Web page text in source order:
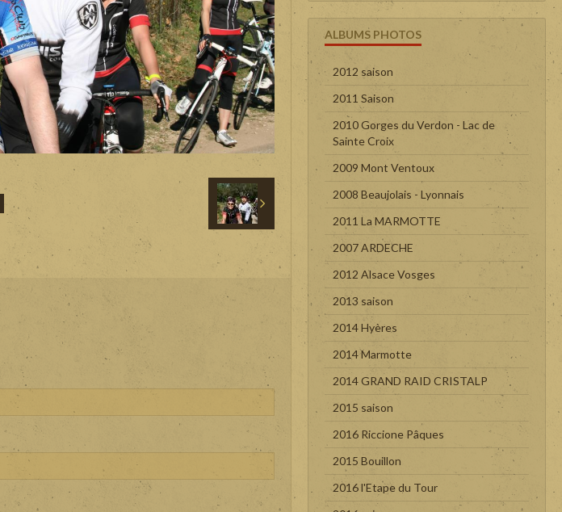
ALBUMS PHOTOS
2012 saison
2011 Saison
2010 Gorges du Verdon - Lac de
Sainte Croix
2009 Mont Ventoux
2008 Beaujolais - Lyonnais
2011 La MARMOTTE
2007 ARDECHE
2012 Alsace Vosges
2013 saison
2014 Hyères
2014 Marmotte
2014 GRAND RAID CRISTALP
2015 saison
2016 Riccione Pâques
2015 Bouillon
2016 l'Etape du Tour